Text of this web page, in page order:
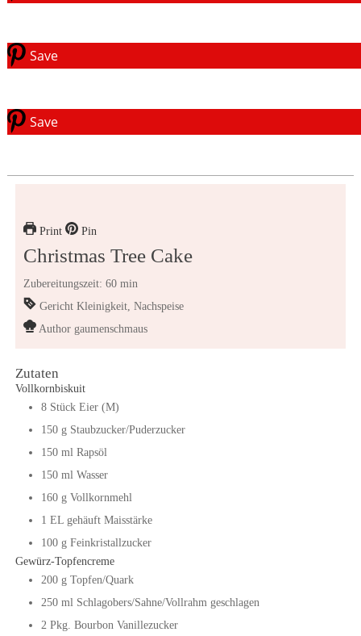
Save
Save
Print Pin
Christmas Tree Cake
Zubereitungszeit: 60 min
Gericht Kleinigkeit, Nachspeise
Author gaumenschmaus
Zutaten
Vollkornbiskuit
8 Stück Eier (M)
150 g Staubzucker/Puderzucker
150 ml Rapsöl
150 ml Wasser
160 g Vollkornmehl
1 EL gehäuft Maisstärke
100 g Feinkristallzucker
Gewürz-Topfencreme
200 g Topfen/Quark
250 ml Schlagobers/Sahne/Vollrahm geschlagen
2 Pkg. Bourbon Vanillezucker